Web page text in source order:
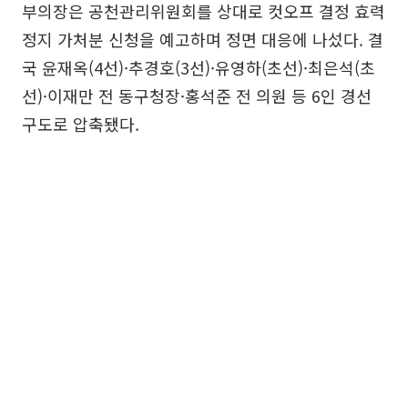
부의장은 공천관리위원회를 상대로 컷오프 결정 효력
정지 가처분 신청을 예고하며 정면 대응에 나섰다. 결
국 윤재옥(4선)·추경호(3선)·유영하(초선)·최은석(초
선)·이재만 전 동구청장·홍석준 전 의원 등 6인 경선
구도로 압축됐다.